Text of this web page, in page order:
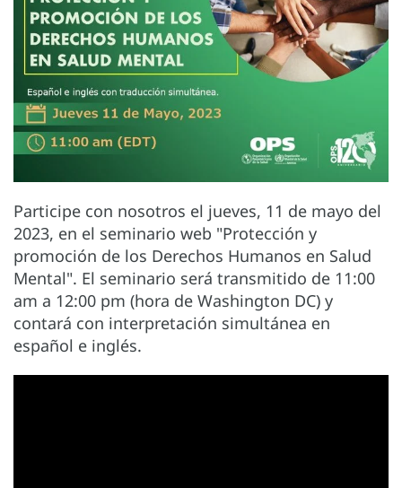
Participe con nosotros el jueves, 11 de mayo del
2023, en el seminario web "Protección y
promoción de los Derechos Humanos en Salud
Mental". El seminario será transmitido de 11:00
am a 12:00 pm (hora de Washington DC) y
contará con interpretación simultánea en
español e inglés.